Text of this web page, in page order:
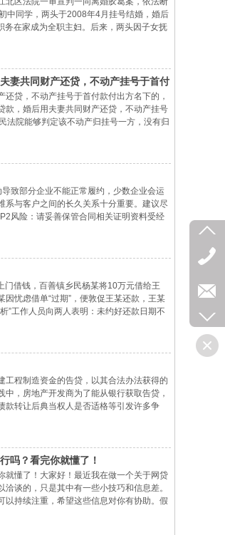
中同学，两头于2008年4月挂号结婚，婚后
在家成为全职主妇。后来，两头因子女抚
妻共同财产还贷，不动产挂号于首付
贷，不动产挂号于首付款付出方名下的，
款，婚后用夫妻共同财产还贷，不动产挂号
法院能够判定该不动产归挂号一方，没有归
致部分企业不能正常履约，少数企业会运
系与客户之间的长久关系十分重要。建议尽
风险：请妥善保管合同相关证明资料受经
借钱，百善镇乡民杨某将10万元借给王
忧虑借单“过期”，便敦促王某还款，王某
”工作人员向两人表明：未约好还款日期不
程制造资金的告贷，以其合法办法获得的
，房地产开发商为了能从银行获取告贷，
款转让后典当权人是否适格等引发许多争
吗？看完你就懂了！
就懂了！大家好！最近我在做一个关于网贷
谈的，只是其中有一些小技巧和信息差。
持续注重，希望这些信息对你有协助。假